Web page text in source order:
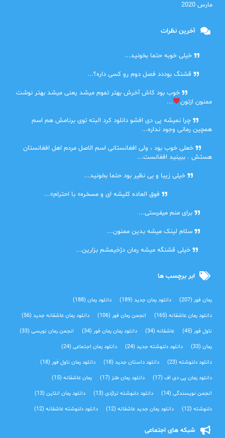
مارس 2020
آخرین نظرات
خیلی خوبه حتما بخونید...
قشنگ بوددد فصل دوم رو کسی داره؟...
خوب بود کاش آخرش بهتر تموم میشد یعنی میشد بهتر نوشت
ممنون ازتون
...
چرا نمیشه پی دی افشو دانلود کرد البته توی برنامش هم اسم
همچین رمانی وجود نداره...
خعلی خوب بود ، ولی افغانستانی اسم الاصل مردم اهل افغانستان
هستش . ببینید افغانست...
خیلی زیبا و بی نظیر بود حتما بخونید...
فوق العاده کلیشه ای و مسخره« با احترام»...
برای منم میفرستی...
سلام لینک میشه بدین ممنون...
خیلی قشنگه میشه رمان دژخیمشم بزارین...
ابر برچسب ها
رمان فور(207) دانلود رمان جدید(189) دانلود رمان(188)
دانلود رمان عاشقانه(165) انجمن رمان فور(106) دانلود رمان عاشقانه جدید(56)
ناول فور(45) عاشقانه(34) دانلود رمان رمان فور(34) انجمن رمان نویسی(33)
رمان(33) دانلود دلنوشته جدید(24) دانلود رمان اجتماعی‌(24)
دانلود دلنوشته(23) دانلود داستان جدید(18) دانلود رمان ناول فور(18)
دانلود رمان پی دی اف(17) دانلود رمان طنز(17) رمان عاشقانه(15)
انجمن نویسندگی(14) دانلود دلنوشته تراژدی‌(13) دانلود رمان انلاین(13)
دلنوشته(12) دانلود رمان جدید عاشقانه(12) دانلود دلنوشته عاشقانه(12)
شبکه های اجتماعی